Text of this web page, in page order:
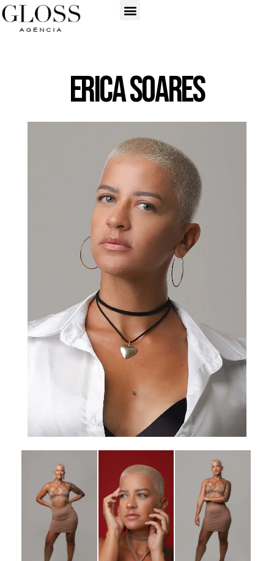
Erica Soares